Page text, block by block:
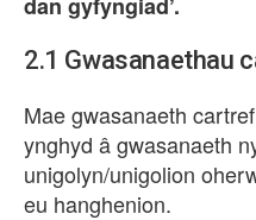
2.1 Gwasanaethau
Mae gwasanaeth
ynghyd â gwasanaeth
unigolyn/unigolion
eu hanghenion.